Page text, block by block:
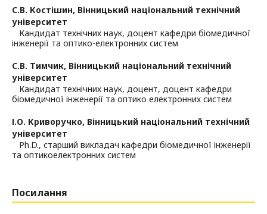
С.В. Костішин, Вінницький національний технічний
університет
Кaндидат технічних нaук, доцент кaфедри біомедичної
інженерії та оптико-електронних систем
С.В. Тимчик, Вінницький національний технічний
університет
Кандидат технічних наук, доцент, доцент кафедри
біомедичної інженерії та оптико електронних систем
І.О. Криворучко, Вінницький національний технічний
університет
Ph.D., старший викладач кафедри біомедичної інженерії
та оптикоелектронних систем
Посилання